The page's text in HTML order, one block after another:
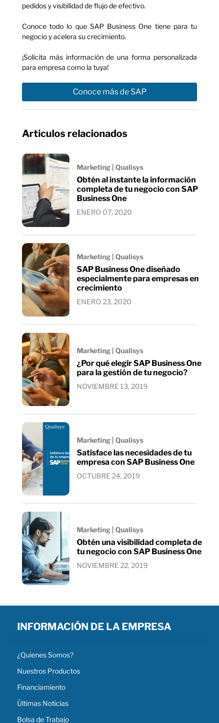
pedidos y visibilidad de flujo de efectivo.
Conoce todo lo que SAP Business One tiene para tu
negocio y acelera su crecimiento.
¡Solicita más información de una forma personalizada
para empresa como la tuya!
Conoce más de SAP
Articulos relacionados
Marketing | Qualisys
Obtén al instante la información
completa de tu negocio con SAP
Business One
ENERO 07, 2020
Marketing | Qualisys
SAP Business One diseñado
especialmente para empresas en
crecimiento
ENERO 23, 2020
Marketing | Qualisys
¿Por qué elegir SAP Business One
para la gestión de tu negocio?
NOVIEMBRE 13, 2019
Marketing | Qualisys
Satisface las necesidades de tu
empresa con SAP Business One
OCTUBRE 24, 2019
Marketing | Qualisys
Obtén una visibilidad completa de
tu negocio con SAP Business One
NOVIEMBRE 22, 2019
INFORMACIÓN DE LA EMPRESA
¿Quienes Somos?
Nuestros Productos
Financiamiento
Últimas Noticias
Bolsa de Trabajo